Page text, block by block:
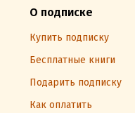
О подписке
Купить подписку
Бесплатные книги
Подарить подписку
Как оплатить